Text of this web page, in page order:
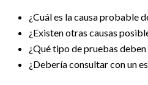
¿Cuál es la causa probable
¿Existen otras causas
¿Qué tipo de pruebas deben
¿Debería consultar con un